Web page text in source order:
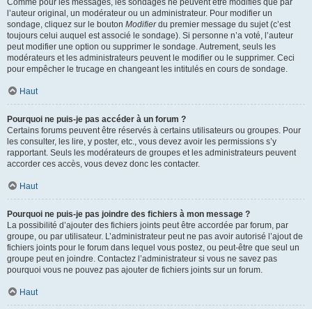
Comme pour les messages, les sondages ne peuvent être modifiés que par
l’auteur original, un modérateur ou un administrateur. Pour modifier un
sondage, cliquez sur le bouton Modifierdu premier message du sujet (c’est
toujours celui auquel est associé le sondage). Si personne n’a voté, l’auteur
peut modifier une option ou supprimer le sondage. Autrement, seuls les
modérateurs et les administrateurs peuvent le modifier ou le supprimer. Ceci
pour empêcher le trucage en changeant les intitulés en cours de sondage.
Haut
Pourquoi ne puis-je pas accéder à un forum ?
Certains forums peuvent être réservés à certains utilisateurs ou groupes. Pour
les consulter, les lire, y poster, etc., vous devez avoir les permissions s’y
rapportant. Seuls les modérateurs de groupes et les administrateurs peuvent
accorder ces accès, vous devez donc les contacter.
Haut
Pourquoi ne puis-je pas joindre des fichiers à mon message ?
La possibilité d’ajouter des fichiers joints peut être accordée par forum, par
groupe, ou par utilisateur. L’administrateur peut ne pas avoir autorisé l’ajout de
fichiers joints pour le forum dans lequel vous postez, ou peut-être que seul un
groupe peut en joindre. Contactez l’administrateur si vous ne savez pas
pourquoi vous ne pouvez pas ajouter de fichiers joints sur un forum.
Haut